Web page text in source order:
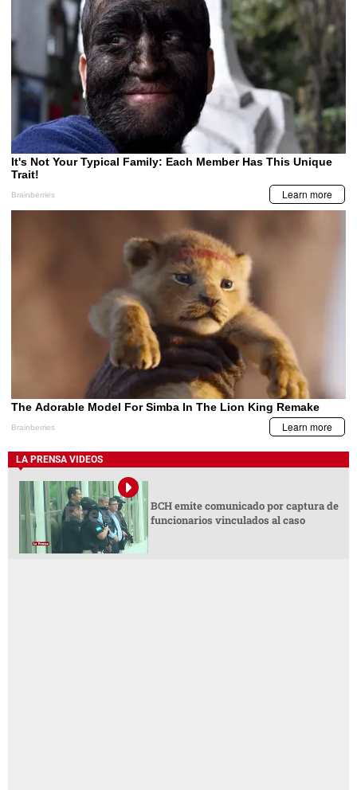
LA PRENSA VIDEOS
BCH emite comunicado por captura de
funcionarios vinculados al caso